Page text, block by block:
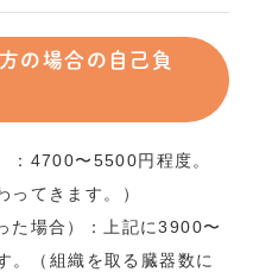
の場合の自己負
：4700〜5500円程度。
ってきます。）
た場合）：上記に3900〜
。（組織を取る臓器数に